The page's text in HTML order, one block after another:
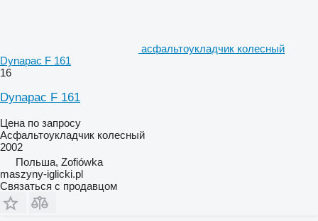
асфальтоукладчик колесный
Dynapac F 161
16
Dynapac F 161
Цена по запросу
Асфальтоукладчик колесный
2002
Польша, Zofiówka
maszyny-iglicki.pl
Связаться с продавцом